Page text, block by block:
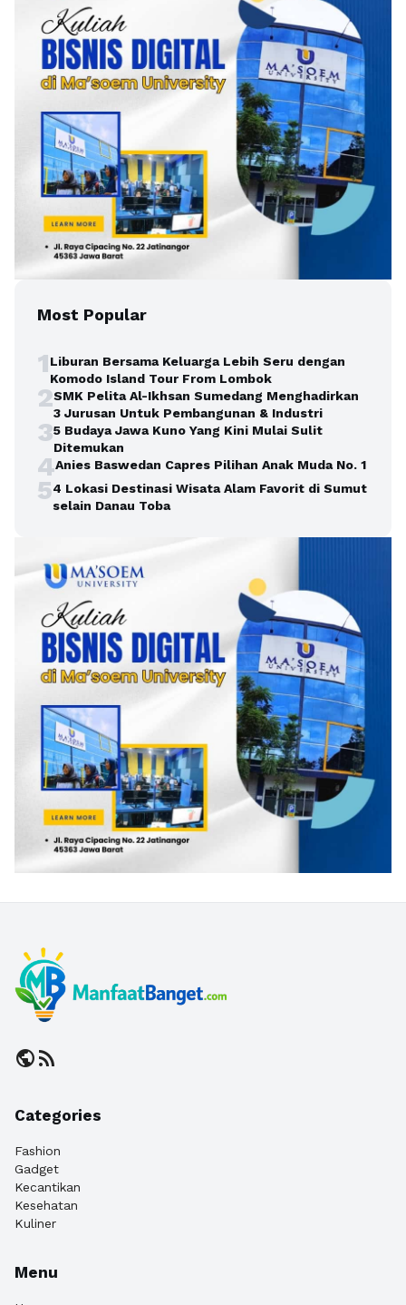
Most Popular
1Liburan Bersama Keluarga Lebih Seru dengan
Komodo Island Tour From Lombok
2SMK Pelita Al-Ikhsan Sumedang Menghadirkan
3 Jurusan Untuk Pembangunan & Industri
35 Budaya Jawa Kuno Yang Kini Mulai Sulit
Ditemukan
4Anies Baswedan Capres Pilihan Anak Muda No. 1
54 Lokasi Destinasi Wisata Alam Favorit di Sumut
selain Danau Toba
publicrss_feed
Categories
Fashion
Gadget
Kecantikan
Kesehatan
Kuliner
Menu